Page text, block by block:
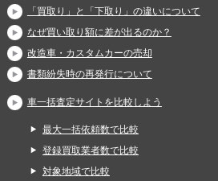
「買取り」と「下取り」の違いについて
なぜ買い取り額に差が出るのか？
改造車・カスタムカーの売却
書類紛失時の再発行について
車一括査定サイトを比較しよう
最大一括依頼数で比較
登録買取業者数で比較
対象地域で比較